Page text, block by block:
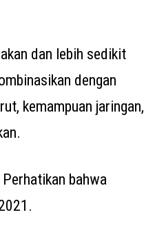
dan lebih sedikit
dengan
kemampuan jaringan,
bahwa